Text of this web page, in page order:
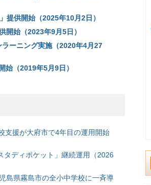
提供開始（2025年10月2日）
開始（2023年9月5日）
ーニング実施（2020年4月27
始（2019年5月9日）
支援が大府市で4年目の運用開始
タディポケット」継続運用（2026
島県霧島市の全小中学校に一斉導